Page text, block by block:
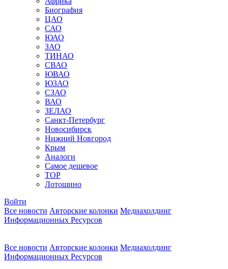
Биография
ЦАО
САО
ЮАО
ЗАО
ТИНАО
СВАО
ЮВАО
ЮЗАО
СЗАО
ВАО
ЗЕЛАО
Санкт-Петербург
Новосибирск
Нижний Новгород
Крым
Аналоги
Самое дешевое
TOP
Лотошино
Войти
Все новости Авторские колонки Медиахолдинг
Информационных Ресурсов
Все новости Авторские колонки Медиахолдинг
Информационных Ресурсов